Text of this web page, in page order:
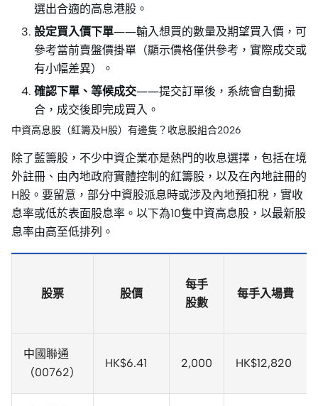
選出合適的高息港股。
設定買入價下單——輸入想買的數量及期望買入價，可
參考當前賣盤價掛單（顯示價格僅供參考，實際成交或
有小幅差異）。
確認下單、等候成交——提交訂單後，系統會自動撮
合，成交後即完成買入。
中資高息股（紅籌及H股）有邊隻？收息股組合2026
除了藍籌股，不少中資企業亦是熱門的收息選擇，包括在境
外註冊、由內地政府實體控制的紅籌股，以及在內地註冊的
H股。要留意，部分中資股派息時或涉及內地預扣稅，實收
息率或低於表面股息率。以下為10隻中資高息股，以最新股
息率由高至低排列。
股票 股價
每手
股數
每手入場費
中國聯通
（00762）
HK$6.41 2,000 HK$12,820